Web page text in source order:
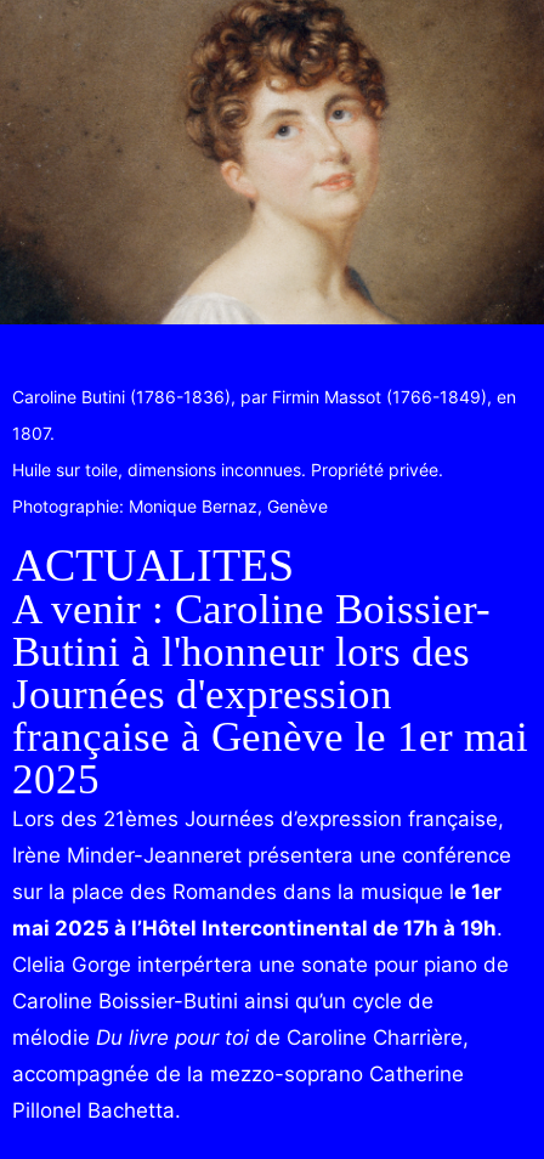
Caroline Butini (1786-1836), par Firmin Massot (1766-1849), en
1807.
​Huile sur toile, dimensions inconnues. Propriété privée.
Photographie: Monique Bernaz, Genève
ACTUALITES
A venir : Caroline Boissier-
Butini à l'honneur lors des
Journées d'expression
française à Genève le 1er mai
2025
Lors des 21èmes Journées d’expression française,
Irène Minder-Jeanneret présentera une conférence
sur la place des Romandes dans la musique le 1er
mai 2025 à l’Hôtel Intercontinental de 17h à 19h.
Clelia Gorge interpértera une sonate pour piano de
Caroline Boissier-Butini ainsi qu’un cycle de
mélodie Du livre pour toide Caroline Charrière,
accompagnée de la mezzo-soprano Catherine
Pillonel Bachetta.